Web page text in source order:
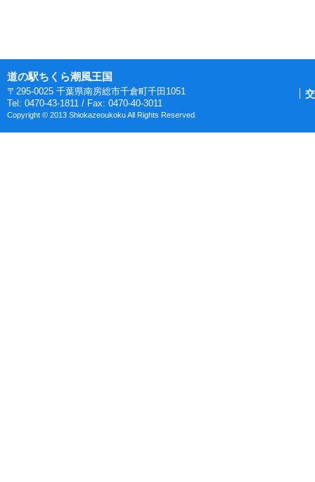
道の駅ちくら潮風王国
〒295-0025 千葉県南房総市千倉町千田1051
Tel: 0470-43-1811 / Fax: 0470-40-3011
Copyright © 2013 Shiokazeoukoku All Rights Reserved.